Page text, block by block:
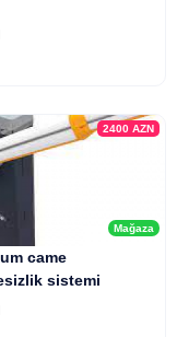
Mağaza
2400 AZN
came
sistemi